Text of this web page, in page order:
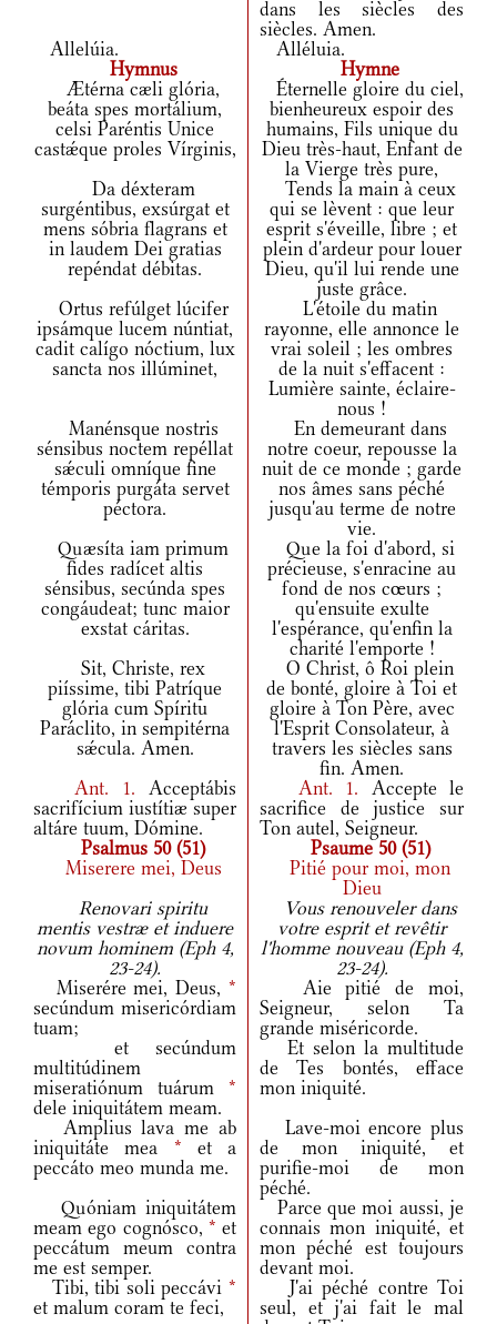
dans les siècles des
siècles. Amen.
Allelúia.
Alléluia.
Hymnus
Hymne
Ætérna cæli glória,
beáta spes mortálium,
celsi Paréntis Unice
castǽque proles Vírginis,
Éternelle gloire du ciel,
bienheureux espoir des
humains, Fils unique du
Dieu très-haut, Enfant de
la Vierge très pure,
Da déxteram
surgéntibus, exsúrgat et
mens sóbria flagrans et
in laudem Dei gratias
repéndat débitas.
Tends la main à ceux
qui se lèvent : que leur
esprit s'éveille, libre ; et
plein d'ardeur pour louer
Dieu, qu'il lui rende une
juste grâce.
Ortus refúlget lúcifer
ipsámque lucem núntiat,
cadit calígo nóctium, lux
sancta nos illúminet,
L'étoile du matin
rayonne, elle annonce le
vrai soleil ; les ombres
de la nuit s'effacent :
Lumière sainte, éclaire-
nous !
Manénsque nostris
sénsibus noctem repéllat
sǽculi omníque fine
témporis purgáta servet
péctora.
En demeurant dans
notre coeur, repousse la
nuit de ce monde ; garde
nos âmes sans péché
jusqu'au terme de notre
vie.
Quæsíta iam primum
fides radícet altis
sénsibus, secúnda spes
congáudeat; tunc maior
exstat cáritas.
Que la foi d'abord, si
précieuse, s'enracine au
fond de nos cœurs ;
qu'ensuite exulte
l'espérance, qu'enfin la
charité l'emporte !
Sit, Christe, rex
piíssime, tibi Patríque
glória cum Spíritu
Paráclito, in sempitérna
sǽcula. Amen.
O Christ, ô Roi plein
de bonté, gloire à Toi et
gloire à Ton Père, avec
l'Esprit Consolateur, à
travers les siècles sans
fin. Amen.
Ant. 1. Acceptábis
sacrifícium iustítiæ super
altáre tuum, Dómine.
Ant. 1. Accepte le
sacrifice de justice sur
Ton autel, Seigneur.
Psalmus 50 (51)
Psaume 50 (51)
Miserere mei, Deus
Pitié pour moi, mon
Dieu
Renovari spiritu
mentis vestræ et induere
novum hominem (Eph 4,
23-24).
Vous renouveler dans
votre esprit et revêtir
l'homme nouveau (Eph 4,
23-24).
Miserére mei, Deus, *
secúndum misericórdiam
tuam;
Aie pitié de moi,
Seigneur, selon Ta
grande miséricorde.
et secúndum
multitúdinem
miseratiónum tuárum *
dele iniquitátem meam.
Et selon la multitude
de Tes bontés, efface
mon iniquité.
Amplius lava me ab
iniquitáte mea * et a
peccáto meo munda me.
Lave-moi encore plus
de mon iniquité, et
purifie-moi de mon
péché.
Quóniam iniquitátem
meam ego cognósco, * et
peccátum meum contra
me est semper.
Parce que moi aussi, je
connais mon iniquité, et
mon péché est toujours
devant moi.
Tibi, tibi soli peccávi *
et malum coram te feci,
J'ai péché contre Toi
seul, et j'ai fait le mal